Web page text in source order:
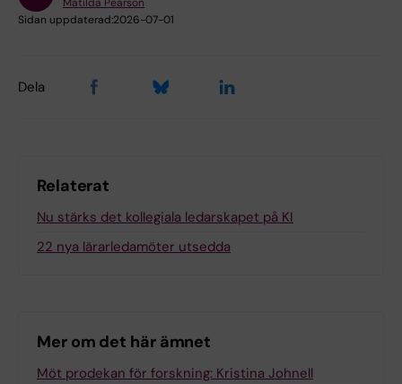
Matilda Pearson
Sidan uppdaterad:2026-07-01
Dela
Relaterat
Nu stärks det kollegiala ledarskapet på KI
22 nya lärarledamöter utsedda
Mer om det här ämnet
Möt prodekan för forskning: Kristina Johnell